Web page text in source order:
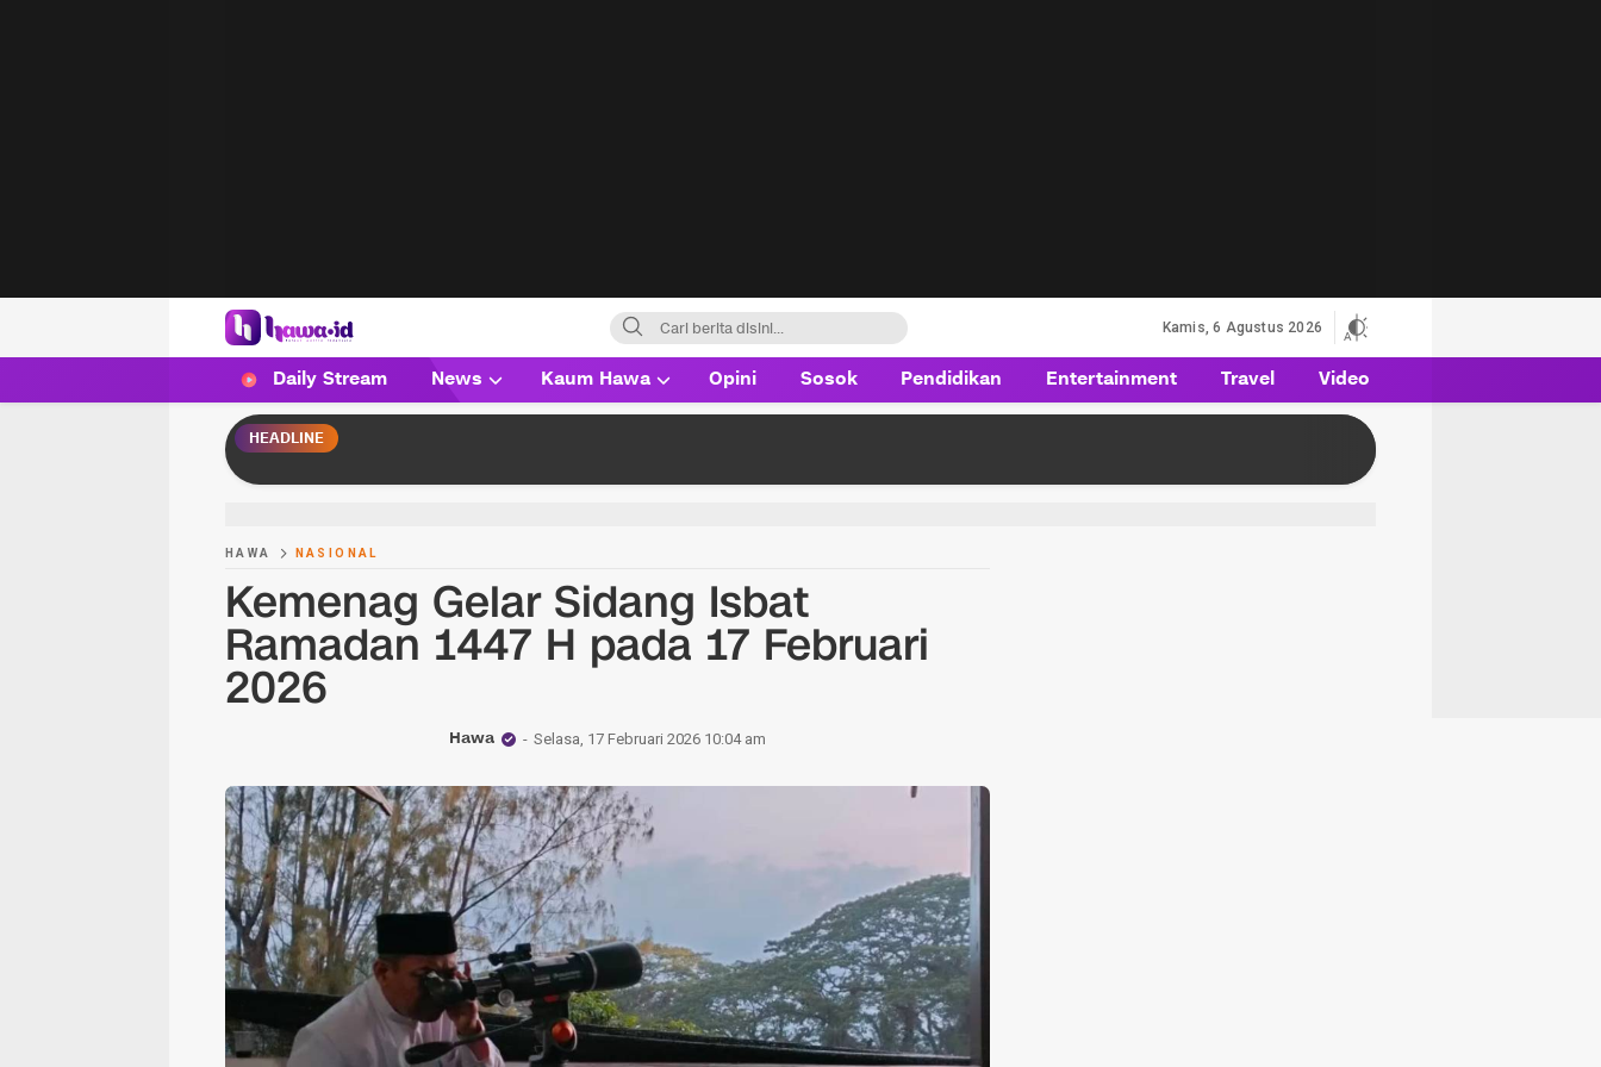
HAWA
Haluan Wanita Indonesia
Kamis, 6 Agustus 2026
Daily Stream News Kaum Hawa Opini Sosok Pendidikan Entertainment Travel Video
HEADLINE
HAWA NASIONAL
Kemenag Gelar Sidang Isbat
Ramadan 1447 H pada 17 Februari
2026
Hawa Selasa, 17 Februari 2026 10:04 am